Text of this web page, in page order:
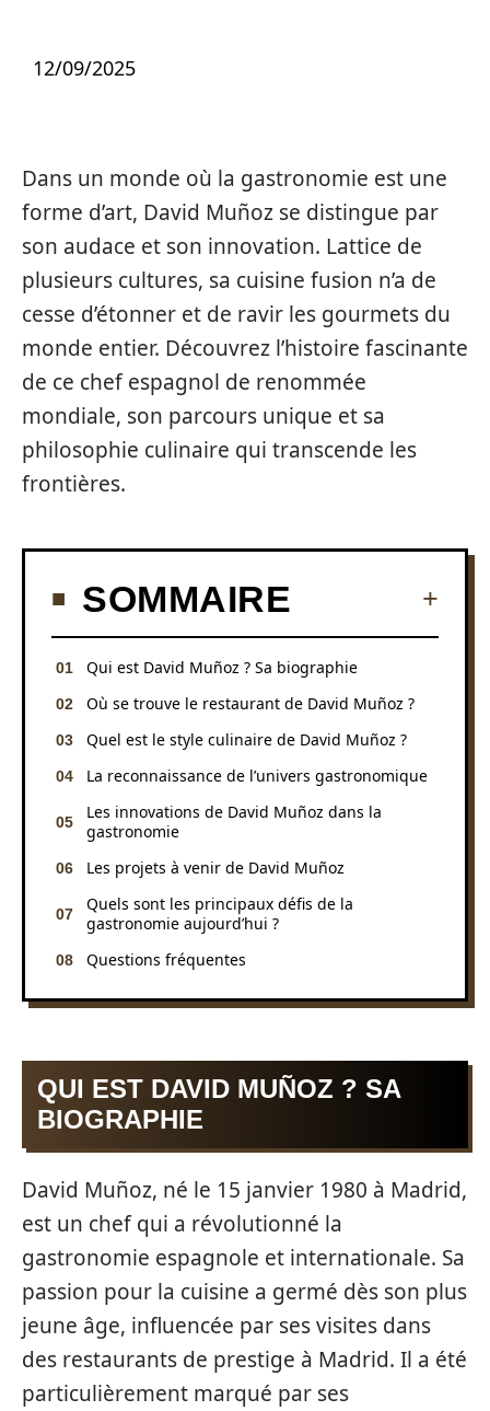
12/09/2025
Dans un monde où la gastronomie est une
forme d’art, David Muñoz se distingue par
son audace et son innovation. Lattice de
plusieurs cultures, sa cuisine fusion n’a de
cesse d’étonner et de ravir les gourmets du
monde entier. Découvrez l’histoire fascinante
de ce chef espagnol de renommée
mondiale, son parcours unique et sa
philosophie culinaire qui transcende les
frontières.
SOMMAIRE
Qui est David Muñoz ? Sa biographie
Où se trouve le restaurant de David Muñoz ?
Quel est le style culinaire de David Muñoz ?
La reconnaissance de l’univers gastronomique
Les innovations de David Muñoz dans la
gastronomie
Les projets à venir de David Muñoz
Quels sont les principaux défis de la
gastronomie aujourd’hui ?
Questions fréquentes
QUI EST DAVID MUÑOZ ? SA
BIOGRAPHIE
David Muñoz, né le 15 janvier 1980 à Madrid,
est un chef qui a révolutionné la
gastronomie espagnole et internationale. Sa
passion pour la cuisine a germé dès son plus
jeune âge, influencée par ses visites dans
des restaurants de prestige à Madrid. Il a été
particulièrement marqué par ses